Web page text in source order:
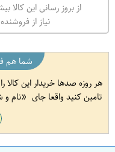
از بروز رسانی این
نیاز از
شما هم
هر روزه صدها خریدار این کالا
تامین کنید واقعا جای
نام و